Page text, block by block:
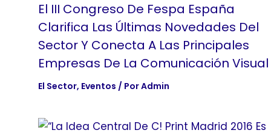
El III Congreso De Fespa España
Clarifica Las Últimas Novedades Del
Sector Y Conecta A Las Principales
Empresas De La Comunicación Visual
El Sector, Eventos / PorAdmin